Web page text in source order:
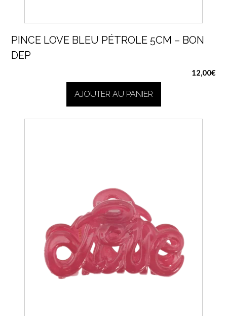
PINCE LOVE BLEU PÉTROLE 5CM – BON
DEP
12,00€
AJOUTER AU PANIER